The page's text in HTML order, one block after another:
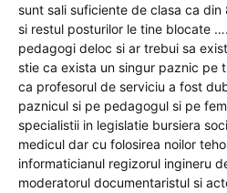
sunt sali suficiente de clasa ca
si restul posturilor le tine blocate
pedagogi deloc si ar trebui sa
stie ca exista un singur paznic pe
ca profesorul de serviciu a fost
paznicul si pe pedagogul si pe
specialistii in legislatie bursiera
medicul dar cu folosirea noilor
informaticianul regizorul ingineru
moderatorul documentaristul si